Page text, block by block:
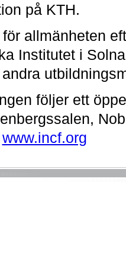
på KTH.
allmänheten
Institutet i
följer ett
www.incf.org